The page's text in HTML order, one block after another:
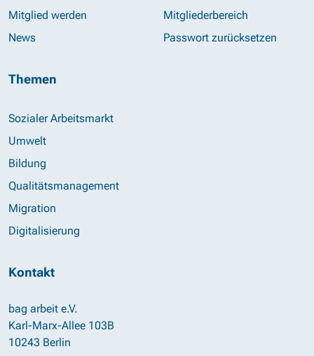
Mitglied werden
News
Mitgliederbereich
Passwort zurücksetzen
Themen
Sozialer Arbeitsmarkt
Umwelt
Bildung
Qualitätsmanagement
Migration
Digitalisierung
Kontakt
bag arbeit e.V.
Karl-Marx-Allee 103B
10243 Berlin